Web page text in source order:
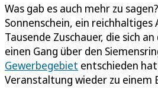
Was gab es auch mehr zu
Sonnenschein, ein reichhaltiges
Tausende Zuschauer, die sich
einen Gang über den
Gewerbegebiet entschieden
Veranstaltung wieder zu einem